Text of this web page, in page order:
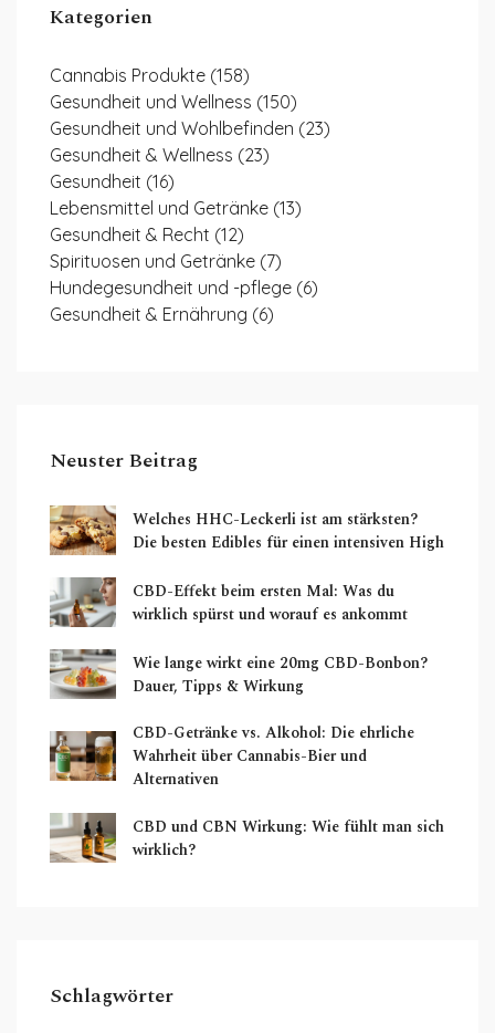
Kategorien
Cannabis Produkte (158)
Gesundheit und Wellness (150)
Gesundheit und Wohlbefinden (23)
Gesundheit & Wellness (23)
Gesundheit (16)
Lebensmittel und Getränke (13)
Gesundheit & Recht (12)
Spirituosen und Getränke (7)
Hundegesundheit und -pflege (6)
Gesundheit & Ernährung (6)
Neuster Beitrag
Welches HHC-Leckerli ist am stärksten?
Die besten Edibles für einen intensiven High
CBD-Effekt beim ersten Mal: Was du
wirklich spürst und worauf es ankommt
Wie lange wirkt eine 20mg CBD-Bonbon?
Dauer, Tipps & Wirkung
CBD-Getränke vs. Alkohol: Die ehrliche
Wahrheit über Cannabis-Bier und
Alternativen
CBD und CBN Wirkung: Wie fühlt man sich
wirklich?
Schlagwörter